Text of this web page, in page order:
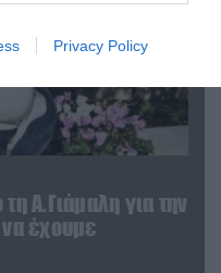
Privacy Policy
Α.Γιάμαλη για την
έχουμε